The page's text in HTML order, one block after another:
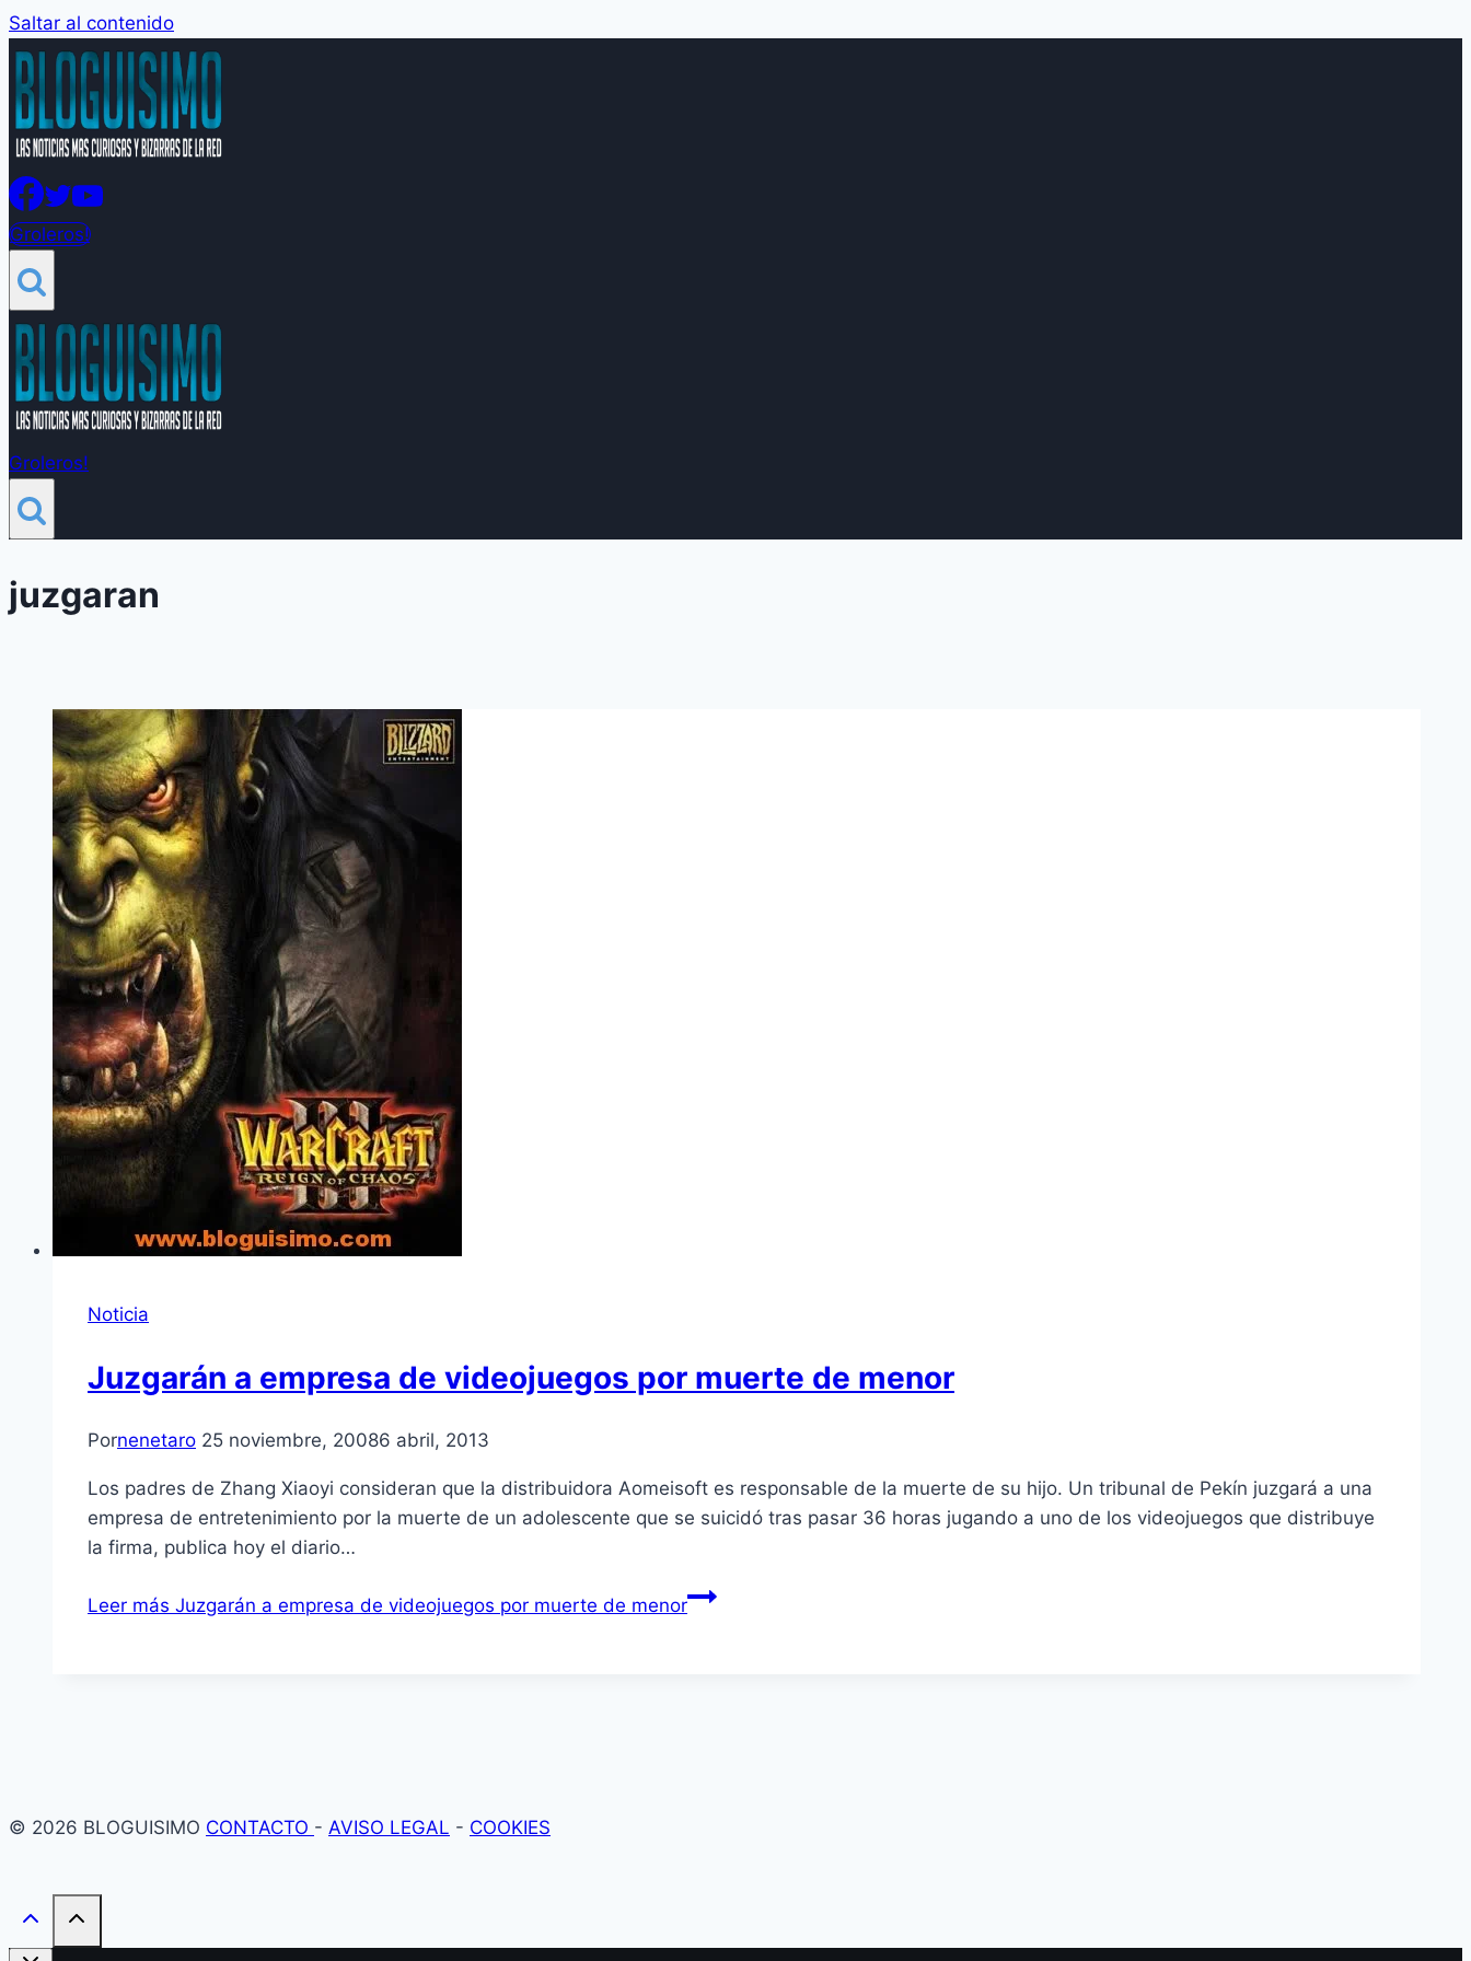
Saltar al contenido
Groleros!
Groleros!
juzgaran
Noticia
Juzgarán a empresa de videojuegos por muerte de menor
Pornenetaro 25 noviembre, 20086 abril, 2013
Los padres de Zhang Xiaoyi consideran que la distribuidora Aomeisoft es responsable de la muerte de su hijo. Un tribunal de Pekí­n juzgará a una
empresa de entretenimiento por la muerte de un adolescente que se suicidó tras pasar 36 horas jugando a uno de los videojuegos que distribuye
la firma, publica hoy el diario…
Leer más Juzgarán a empresa de videojuegos por muerte de menor
© 2026 BLOGUISIMO CONTACTO - AVISO LEGAL - COOKIES